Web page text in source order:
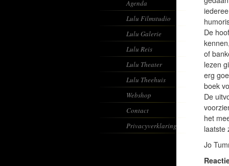
Agenda
Lulu Filmstudio
Lulu Galerie
Lulu Reis
Lulu Theater
Lulu Theehuis
Webshop
Contact
Privacyverklaring
De
of
lezen
erg
boek
De
het
laatste
Jo